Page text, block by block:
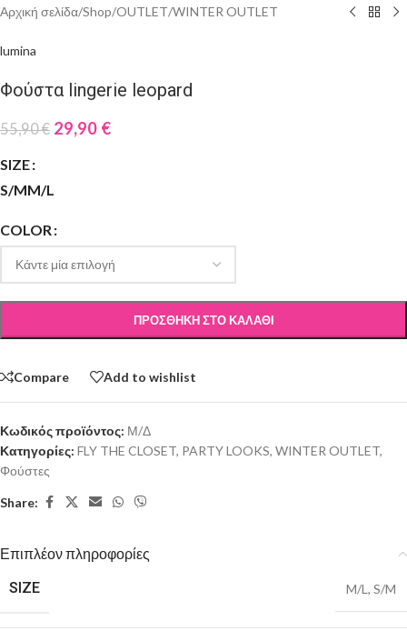
Αρχική σελίδα/Shop/OUTLET/WINTER OUTLET
lumina
Φούστα lingerie leopard
55,90€ 29,90 €
SIZE
S/MM/L
COLOR
ΠΡΟΣΘΉΚΗ ΣΤΟ ΚΑΛΆΘΙ
Compare Add to wishlist
Κωδικός προϊόντος: Μ/Δ
Κατηγορίες: FLY THE CLOSET, PARTY LOOKS, WINTER OUTLET,
Φούστες
Share:
Επιπλέον πληροφορίες
SIZE
M/L , S/M